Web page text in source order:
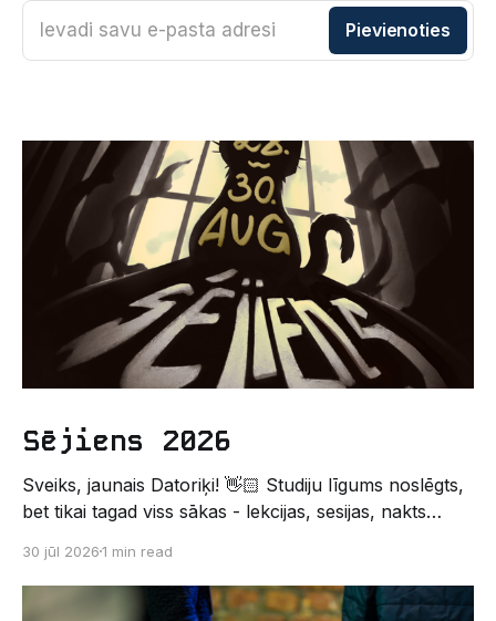
Ievadi savu e-pasta adresi Pievienoties
Sējiens 2026
Sveiks, jaunais Datoriķi! 👋🏻 Studiju līgums noslēgts,
bet tikai tagad viss sākas - lekcijas, sesijas, nakts
Un kas gan būtu labāks veids, kā iepazīt savu jauno
dzīvi LU EZTF datoriķu vidē, par došanos uz
30 jūl 20261 min read